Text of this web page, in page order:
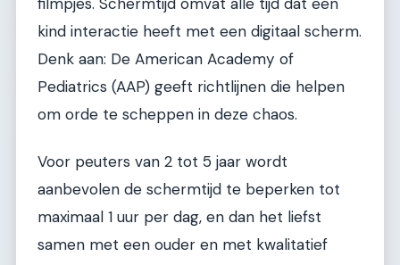
kind interactie heeft met een digitaal scherm.
Denk aan: De American Academy of
Pediatrics (AAP) geeft richtlijnen die helpen
om orde te scheppen in deze chaos.
Voor peuters van 2 tot 5 jaar wordt
aanbevolen de schermtijd te beperken tot
maximaal 1 uur per dag, en dan het liefst
samen met een ouder en met kwalitatief